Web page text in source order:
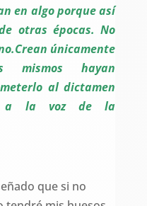
en algo porque así
otras épocas.No
Crean únicamente
hayan
al dictamen
la voz de la
que si no